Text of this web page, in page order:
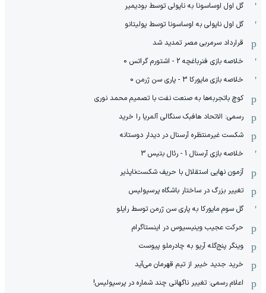
گل اول اوساسونا به ناپولی توسط بودیمیر
گل اول ناپولی به اوساسونا توسط پولیتانو
قرارداد سرمربی مصر تمدید شد
خلاصه بازی فنرباغچه 2 - اشتورم گراتس 0
خلاصه بازی مایورکا 3 - پاری سن ژرمن 0
کوچ باتجربه‌ها به صنعت نفت با تصمیم محمد نوری
رسمی: الاتحاد هافبک سنگالی آلمریا را خرید
شکست غیرمنتظره آرسنال در دیدار دوستانه
خلاصه بازی آرسنال 1 - رئال بتیس 3
آزمون نهایی استقلال با حریف شکست‌ناپذیر
تغییر بزرگ در ساختار باشگاه پرسپولیس
گل سوم مایورکا به پاری سن ژرمن توسط رایلو
حرکت عجیب وینیسیوس در اینستاگرام
وینگر پنج‌گله آریو به چادرملو پیوست
خرید جدید خیبر از تیم قهرمان می‌آید
اعلام رسمی: تغییر ناگهانی چند شماره در پرسپولیس!